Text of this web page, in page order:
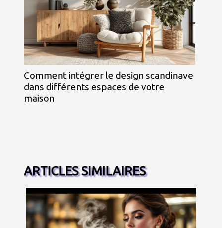
Comment intégrer le design scandinave
dans différents espaces de votre
maison
ARTICLES SIMILAIRES